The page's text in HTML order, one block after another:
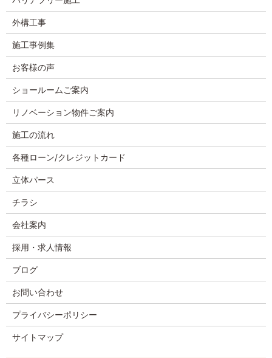
外構工事
施工事例集
お客様の声
ショールームご案内
リノベーション物件ご案内
施工の流れ
各種ローン/クレジットカード
立体パース
チラシ
会社案内
採用・求人情報
ブログ
お問い合わせ
プライバシーポリシー
サイトマップ